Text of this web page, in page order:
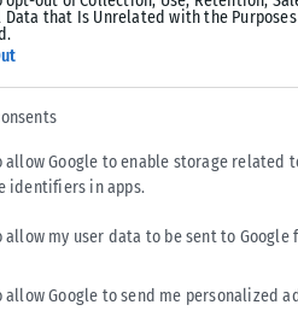
Data that Is Unrelated with the
allow Google to enable storage related
identifiers in apps.
allow my user data to be sent to
allow Google to send me personalized